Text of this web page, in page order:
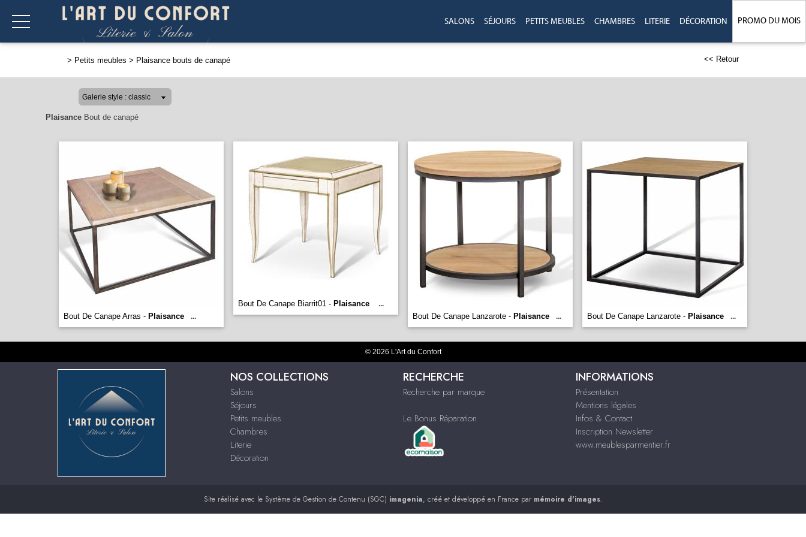
SALONS SÉJOURS PETITS MEUBLES CHAMBRES LITERIE DÉCORATION PROMO DU MOIS
> Petits meubles > Plaisance bouts de canapé << Retour
Plaisance Bout de canapé
Bout De Canape Arras - Plaisance ...
Bout De Canape Biarrit01 - Plaisance ...
Bout De Canape Lanzarote - Plaisance ... Bout De Canape Lanzarote - Plaisance ...
© 2026 L'Art du Confort
NOS COLLECTIONS
Salons
Séjours
Petits meubles
Chambres
Literie
Décoration
RECHERCHE
Recherche par marque
Le Bonus Réparation
INFORMATIONS
Présentation
Mentions légales
Infos & Contact
Inscription Newsletter
www.meublesparmentier.fr
Site réalisé avec le Système de Gestion de Contenu (SGC) imagenia, créé et développé en France par mémoire d'images.